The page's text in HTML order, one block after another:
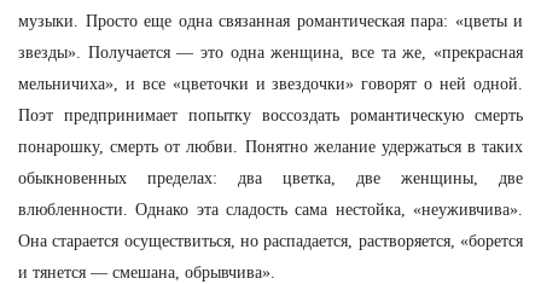
музыки. Просто еще одна связанная романтическая пара: «цветы и
звезды». Получается — это одна женщина, все та же, «прекрасная
мельничиха», и все «цветочки и звездочки» говорят о ней одной.
Поэт предпринимает попытку воссоздать романтическую смерть
понарошку, смерть от любви. Понятно желание удержаться в таких
обыкновенных пределах: два цветка, две женщины, две
влюбленности. Однако эта сладость сама нестойка, «неуживчива».
Она старается осуществиться, но распадается, растворяется, «борется
и тянется — смешана, обрывчива».